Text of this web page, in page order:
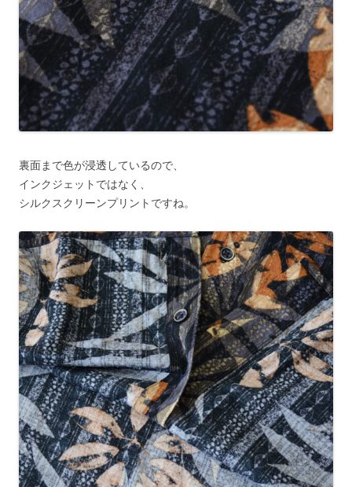
裏面まで色が浸透しているので、
インクジェットではなく、
シルクスクリーンプリントですね。